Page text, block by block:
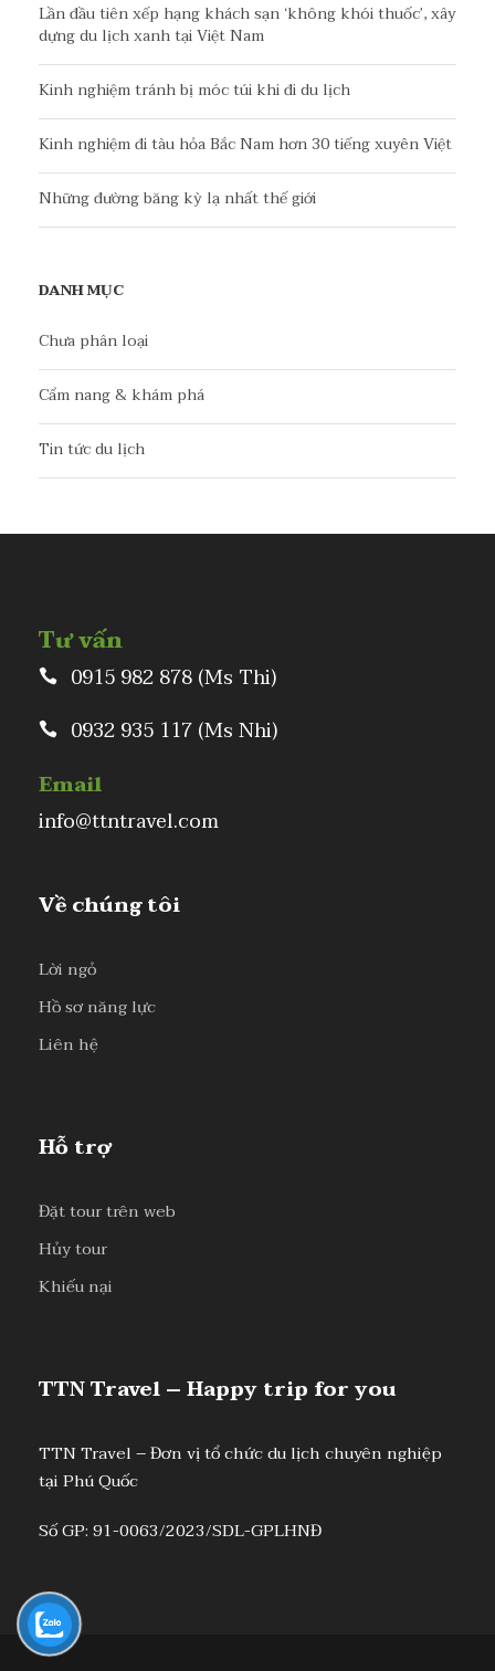
Lần đầu tiên xếp hạng khách sạn ‘không khói thuốc’, xây
dựng du lịch xanh tại Việt Nam
Kinh nghiệm tránh bị móc túi khi đi du lịch
Kinh nghiệm đi tàu hỏa Bắc Nam hơn 30 tiếng xuyên Việt
Những đường băng kỳ lạ nhất thế giới
DANH MỤC
Chưa phân loại
Cẩm nang & khám phá
Tin tức du lịch
Tư vấn
0915 982 878 (Ms Thi)
0932 935 117 (Ms Nhi)
Email
info@ttntravel.com
Về chúng tôi
Lời ngỏ
Hồ sơ năng lực
Liên hệ
Hỗ trợ
Đặt tour trên web
Hủy tour
Khiếu nại
TTN Travel – Happy trip for you
TTN Travel – Đơn vị tổ chức du lịch chuyên nghiệp
tại Phú Quốc
Số GP: 91-0063/2023/SDL-GPLHNĐ